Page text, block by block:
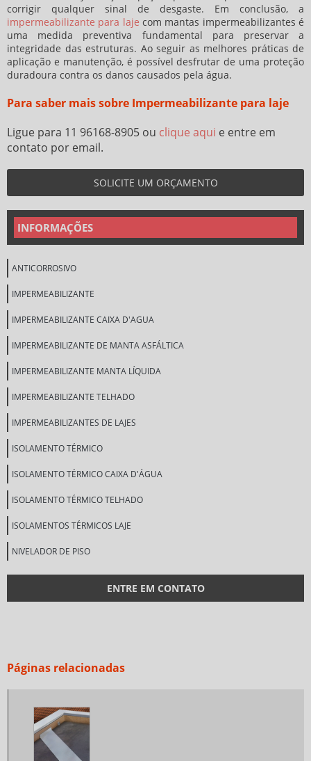
corrigir qualquer sinal de desgaste. Em conclusão, a
impermeabilizante para laje com mantas impermeabilizantes é
uma medida preventiva fundamental para preservar a
integridade das estruturas. Ao seguir as melhores práticas de
aplicação e manutenção, é possível desfrutar de uma proteção
duradoura contra os danos causados pela água.
Para saber mais sobre Impermeabilizante para laje
Ligue para 11 96168-8905 ou clique aqui e entre em
contato por email.
SOLICITE UM ORÇAMENTO
INFORMAÇÕES
ANTICORROSIVO
IMPERMEABILIZANTE
IMPERMEABILIZANTE CAIXA D'AGUA
IMPERMEABILIZANTE DE MANTA ASFÁLTICA
IMPERMEABILIZANTE MANTA LÍQUIDA
IMPERMEABILIZANTE TELHADO
IMPERMEABILIZANTES DE LAJES
ISOLAMENTO TÉRMICO
ISOLAMENTO TÉRMICO CAIXA D'ÁGUA
ISOLAMENTO TÉRMICO TELHADO
ISOLAMENTOS TÉRMICOS LAJE
NIVELADOR DE PISO
ENTRE EM CONTATO
Páginas relacionadas